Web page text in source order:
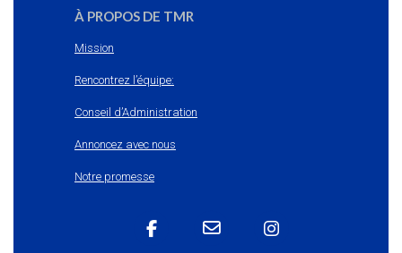
À PROPOS DE TMR
Mission
Rencontrez l’équipe:
Conseil d’Administration
Annoncez avec nous
Notre promesse